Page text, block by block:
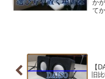
か
て
【
旧